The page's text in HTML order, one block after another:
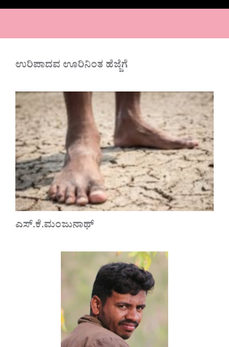
ಉರಿಪಾದವ ಊರಿನಿಂತ ಹೆಜ್ಜೆಗೆ
ಎಸ್.ಕೆ.ಮಂಜುನಾಥ್